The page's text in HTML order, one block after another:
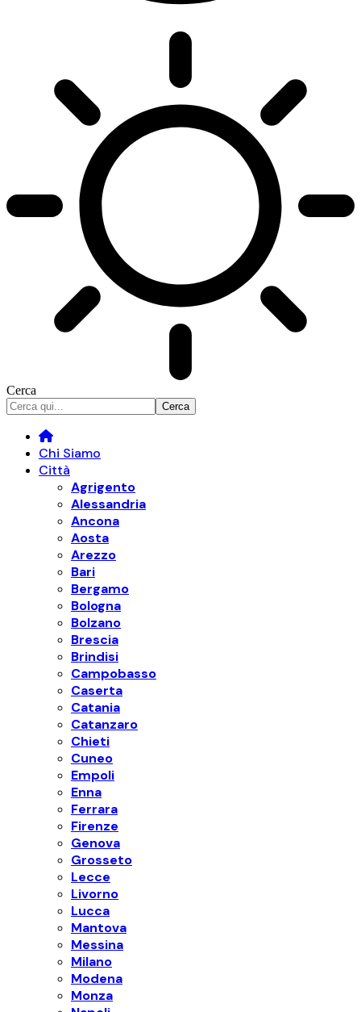
Cerca
Chi Siamo
Città
Agrigento
Alessandria
Ancona
Aosta
Arezzo
Bari
Bergamo
Bologna
Bolzano
Brescia
Brindisi
Campobasso
Caserta
Catania
Catanzaro
Chieti
Cuneo
Empoli
Enna
Ferrara
Firenze
Genova
Grosseto
Lecce
Livorno
Lucca
Mantova
Messina
Milano
Modena
Monza